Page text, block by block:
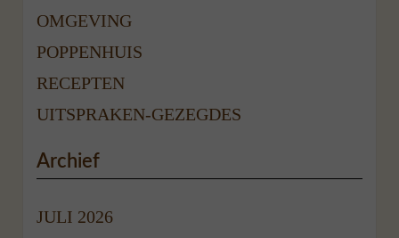
OMGEVING
POPPENHUIS
RECEPTEN
UITSPRAKEN-GEZEGDES
Archief
JULI 2026